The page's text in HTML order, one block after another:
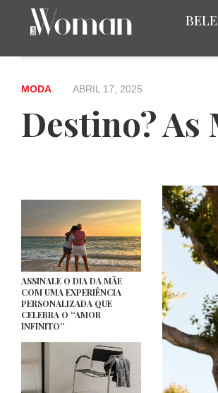
MODA ABRIL 17, 2025
Destino? As
ASSINALE O DIA DA MÃE
COM UMA EXPERIÊNCIA
PERSONALIZADA QUE
CELEBRA O “AMOR
INFINITO”